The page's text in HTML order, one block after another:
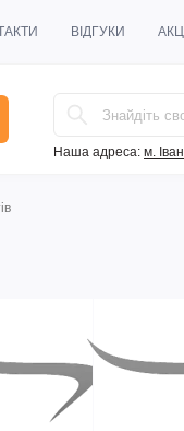
ВІДГУКИ АКЦІЇ
Наша адреса: м.